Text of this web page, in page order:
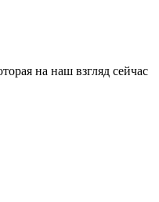
на наш взгляд сейчас